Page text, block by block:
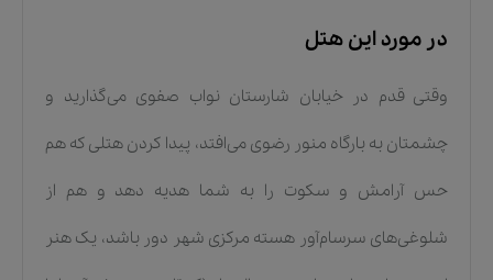
در مورد این هتل
وقتی قدم در خیابان شارستان نواب صفوی می‌گذارید و
چشمتان به بارگاه منور رضوی می‌افتد، پیدا کردن هتلی که هم
حس آرامش و سکوت را به شما هدیه دهد و هم از
شلوغی‌های سرسام‌آور هسته مرکزی شهر دور باشد، یک هنر